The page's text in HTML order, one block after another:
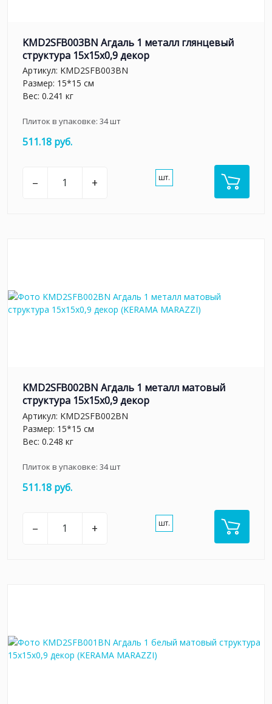
KMD2SFB003BN Агдаль 1 металл глянцевый
структура 15x15x0,9 декор
Артикул: KMD2SFB003BN
Размер: 15*15 см
Вес: 0.241 кг
Плиток в упаковке: 34шт
511.18 руб.
– + шт.
KMD2SFB002BN Агдаль 1 металл матовый
структура 15x15x0,9 декор
Артикул: KMD2SFB002BN
Размер: 15*15 см
Вес: 0.248 кг
Плиток в упаковке: 34шт
511.18 руб.
– + шт.